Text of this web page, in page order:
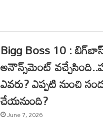
Bigg Boss 10 :
అనౌన్స్‌మెంట్
ఎవరు? ఎప్పటి నుంచి
చేయనుంది?
June 7, 2026